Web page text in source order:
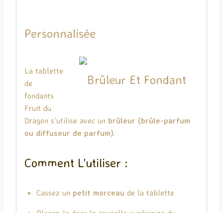
Personnalisée
La tablette
de
fondants
Fruit du
Dragon s’utilise avec un brûleur (brûle-parfum
ou diffuseur de parfum).
Comment L’utiliser :
Cassez un petit morceau de la tablette